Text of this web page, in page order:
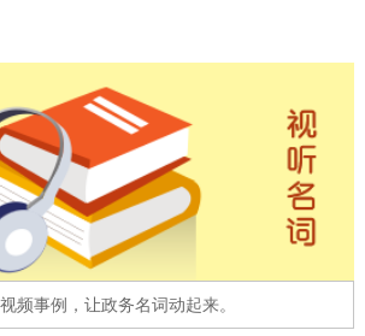
办 我要咨询 我要建议
在线访谈 图说互动
事例，让政务名词动起来。